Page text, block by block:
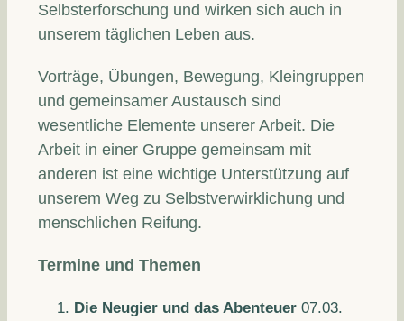
Selbsterforschung und wirken sich auch in
unserem täglichen Leben aus.
Vorträge, Übungen, Bewegung, Kleingruppen
und gemeinsamer Austausch sind
wesentliche Elemente unserer Arbeit. Die
Arbeit in einer Gruppe gemeinsam mit
anderen ist eine wichtige Unterstützung auf
unserem Weg zu Selbstverwirklichung und
menschlichen Reifung.
Termine und Themen
Die Neugier und das Abenteuer 07.03.